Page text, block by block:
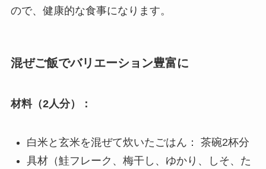
ので、健康的な食事になります。
混ぜご飯でバリエーション豊富に
材料（2人分）：
白米と玄米を混ぜて炊いたごはん： 茶碗2杯分
具材（鮭フレーク、梅干し、ゆかり、しそ、た